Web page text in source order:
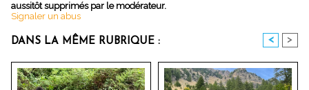
aussitôt supprimés par le modérateur.
Signaler un abus
DANS LA MÊME RUBRIQUE : < >